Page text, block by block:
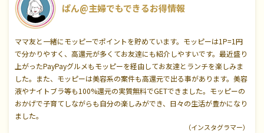
ぱん@主婦でもできるお得情報
ママ友と一緒にモッピーでポイントを貯めています。モッピーは1P=1円
で分かりやすく、高還元が多くてお友達にも紹介しやすいです。最近盛り
上がったPayPayグルメもモッピーを経由してお友達とランチを楽しみま
した。また、モッピーは美容系の案件も高還元で出る事があります。美容
液やナイトブラ等も100%還元の実質無料でGETできました。モッピーの
おかげで子育てしながらも自分の楽しみができ、日々の生活が豊かになり
ました。
（インスタグラマー）